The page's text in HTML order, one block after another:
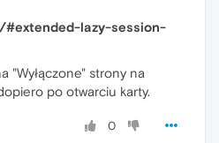
#extended-lazy-session-
"Wyłączone" strony na
po otwarciu karty.
0